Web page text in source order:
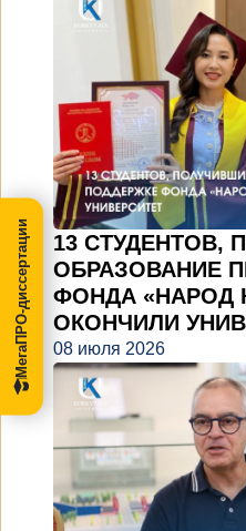
13 СТУДЕНТОВ,
ОБРАЗОВАНИЕ
ФОНДА «НАРОД
ОКОНЧИЛИ
08 июля 2026
МегаПРО-диссертации